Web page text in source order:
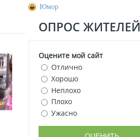
Юмор
ОПРОС ЖИТЕЛЕЙ
Оцените мой сайт
Отлично
Хорошо
Неплохо
Плохо
Ужасно